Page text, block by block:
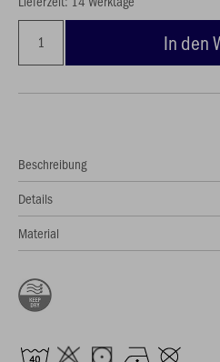
In den
Beschreibung
Details
Material